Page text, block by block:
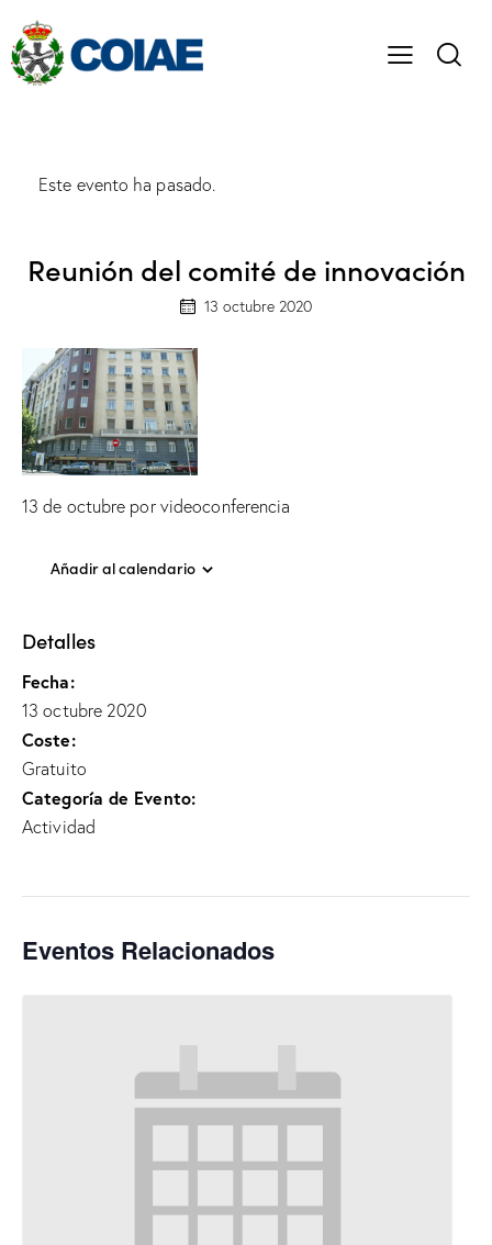
Este evento ha pasado.
Reunión del comité de innovación
13 octubre 2020
13 de octubre por videoconferencia
Añadir al calendario
Detalles
Fecha:
13 octubre 2020
Coste:
Gratuito
Categoría de Evento:
Actividad
Eventos Relacionados